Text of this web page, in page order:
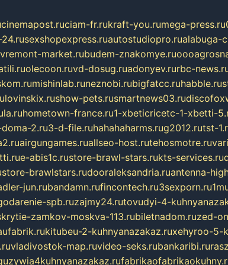
cinemapost.ruciam-fr.rukraft-you.rumega-press.ru
sexshopexpress.ruautostudiopro.rualabuga-
market.rubudem-znakomye.ru
olecoon.ruvd-dosug.ruadonyev.rurbc-
mishinlab.runeznobi.rubigfatcc.ruhabble.ru
lovinskix.rushow-pets.rusmartnews03.ru
hometown-france.ru1-xbeticricetc-1-xbetti-
2.ru3-d-file.ruhahahaharms.rug2012.rutst-
airgungames.ruallseo-host.rutehosmotre.ru
e-abis1c.rustore-brawl-stars.rukts-services.ru
store-brawlstars.rudooraleksandria.ruantenna-
jun.rubandamn.rufincontech.ru3sexporn.ru
spb.ruzajmy24.rutovudyi-4-
zamkov-moskva-113.rubiletnadom.ruzed-
kitubeu-2-kuhnyanazakaz.ruxehyroo-5-
vladivostok-map.ruvideo-seks.rubankaribi.ru